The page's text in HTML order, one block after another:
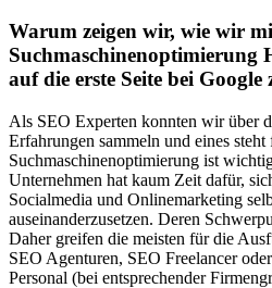
Warum zeigen wir, wie wir
Suchmaschinenoptimierung
auf die erste Seite bei Google
Als SEO Experten konnten wir über
Erfahrungen sammeln und eines steht
Suchmaschinenoptimierung ist
Unternehmen hat kaum Zeit dafür,
Socialmedia und Onlinemarketing
auseinanderzusetzen. Deren
Daher greifen die meisten für die
SEO Agenturen, SEO Freelancer
Personal (bei entsprechender